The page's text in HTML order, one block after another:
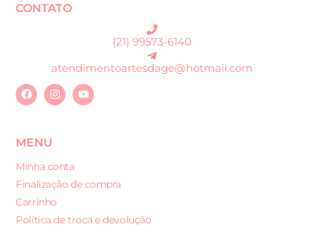
CONTATO
(21) 99573-6140
atendimentoartesdage@hotmail.com
MENU
Minha conta
Finalização de compra
Carrinho
Política de troca e devolução